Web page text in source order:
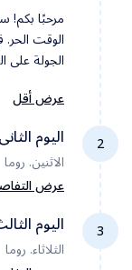
مرحبًا بكم!
الوقت
الجولة على
عرض أقل
2 اليوم الثانى
الاثنين. روما
عرض
3 اليوم
الثلاثاء. روما